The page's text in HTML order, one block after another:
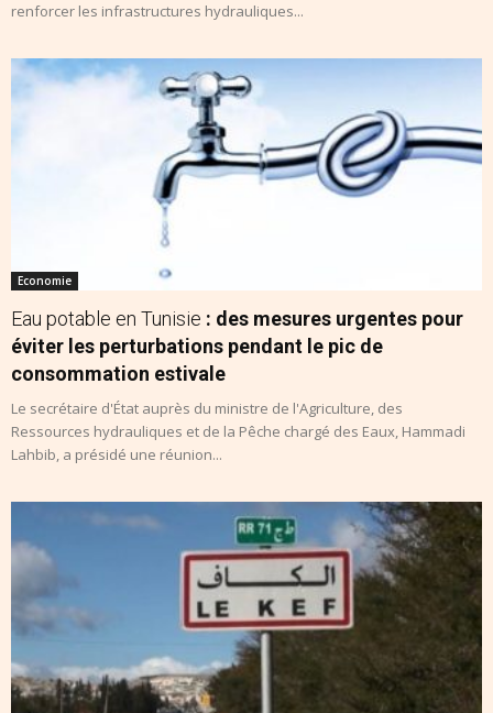
renforcer les infrastructures hydrauliques...
Economie
Eau potable en Tunisie : des mesures urgentes pour
éviter les perturbations pendant le pic de
consommation estivale
Le secrétaire d'État auprès du ministre de l'Agriculture, des
Ressources hydrauliques et de la Pêche chargé des Eaux, Hammadi
Lahbib, a présidé une réunion...